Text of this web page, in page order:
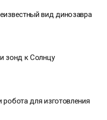
вид динозавра
зонд к Солнцу
для изготовления